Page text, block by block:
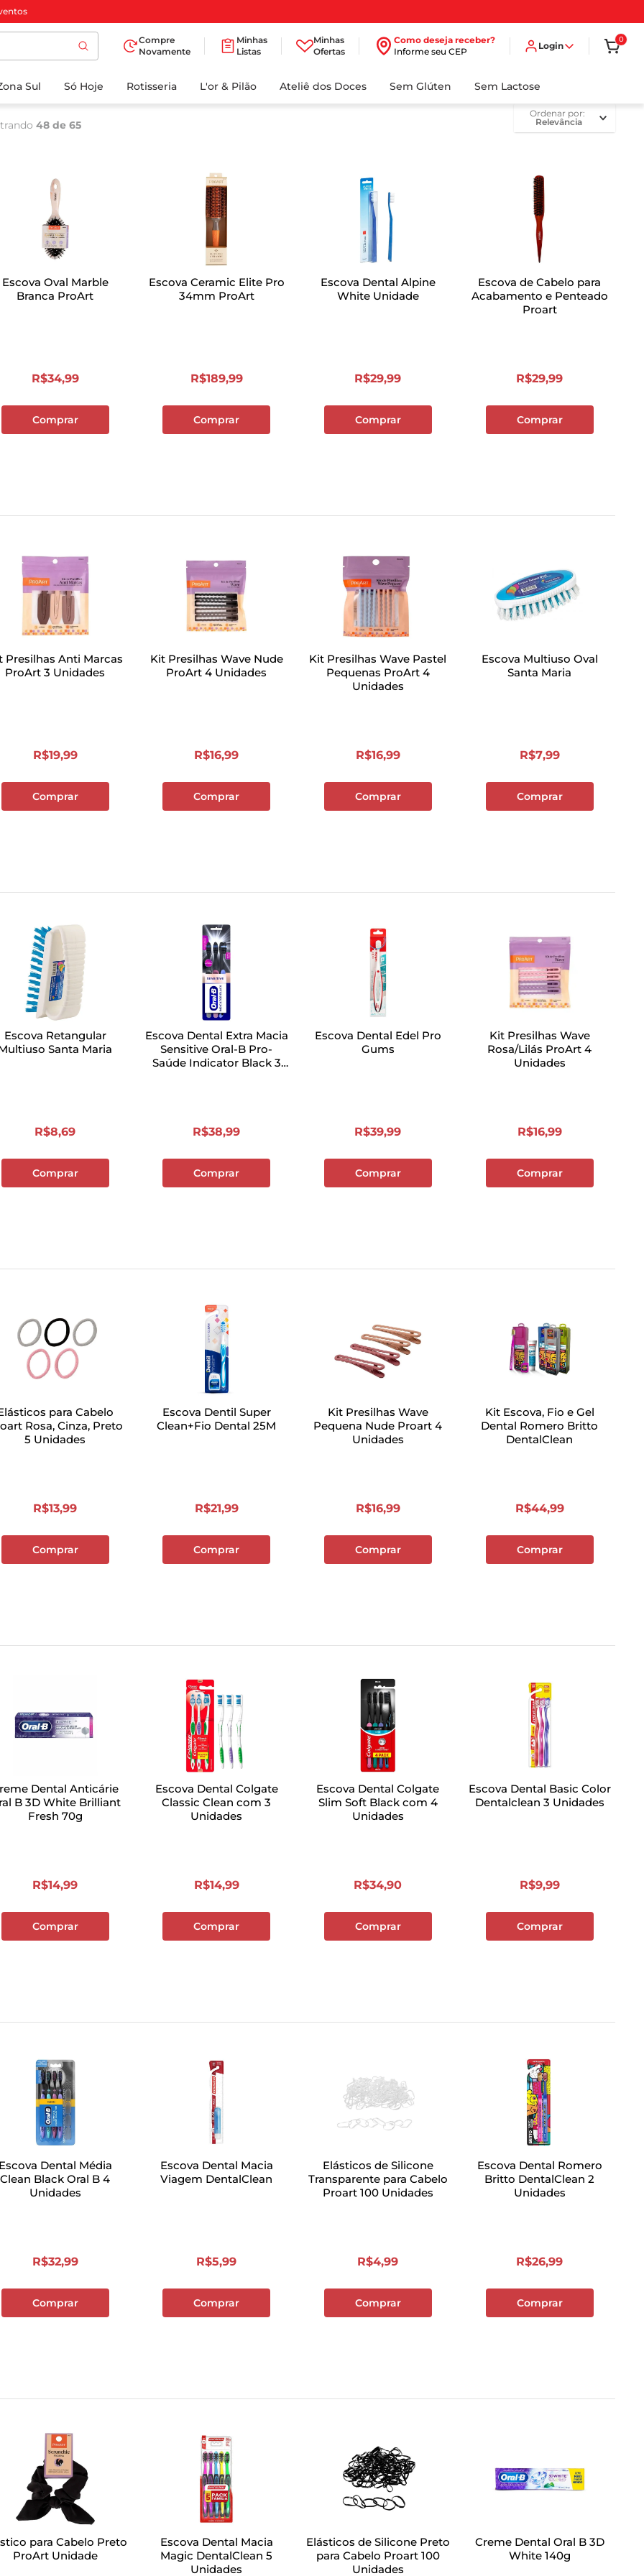
Compre
Novamente
Minhas
Listas
Minhas
Ofertas
Como deseja receber?
Informe seu CEP
Login
0
Sul Só Hoje Rotisseria L'or & Pilão Ateliê dos Doces Sem Glúten Sem Lactose
48 de 65
ordenar por
Relevância
Escova Oval Marble
Branca ProArt
R$34,99
Comprar
Escova Ceramic Elite Pro
34mm ProArt
R$189,99
Comprar
Escova Dental Alpine
White Unidade
R$29,99
Comprar
Escova de Cabelo para
Acabamento e Penteado
Proart
R$29,99
Comprar
Presilhas Anti Marcas
ProArt 3 Unidades
R$19,99
Comprar
Kit Presilhas Wave Nude
ProArt 4 Unidades
R$16,99
Comprar
Kit Presilhas Wave Pastel
Pequenas ProArt 4
Unidades
R$16,99
Comprar
Escova Multiuso Oval
Santa Maria
R$7,99
Comprar
Escova Retangular
Santa Maria
R$8,69
Comprar
Escova Dental Extra Macia
Sensitive Oral-B Pro-
Saúde Indicator Black 3
R$38,99
Comprar
Escova Dental Edel Pro
Gums
R$39,99
Comprar
Kit Presilhas Wave
Rosa/Lilás ProArt 4
Unidades
R$16,99
Comprar
para Cabelo
Rosa, Cinza, Preto
5 Unidades
R$13,99
Comprar
Escova Dentil Super
Clean+Fio Dental 25M
R$21,99
Comprar
Kit Presilhas Wave
Pequena Nude Proart 4
Unidades
R$16,99
Comprar
Kit Escova, Fio e Gel
Dental Romero Britto
DentalClean
R$44,99
Comprar
Dental Anticárie
B 3D White Brilliant
Fresh 70g
R$14,99
Comprar
Escova Dental Colgate
Classic Clean com 3
Unidades
R$14,99
Comprar
Escova Dental Colgate
Slim Soft Black com 4
Unidades
R$34,90
Comprar
Escova Dental Basic Color
Dentalclean 3 Unidades
R$9,99
Comprar
Dental Média
Clean Black Oral B 4
Unidades
R$32,99
Comprar
Escova Dental Macia
Viagem DentalClean
R$5,99
Comprar
Elásticos de Silicone
Transparente para Cabelo
Proart 100 Unidades
R$4,99
Comprar
Escova Dental Romero
Britto DentalClean 2
Unidades
R$26,99
Comprar
para Cabelo Preto
ProArt Unidade
Escova Dental Macia
Magic DentalClean 5
Unidades
Elásticos de Silicone Preto
para Cabelo Proart 100
Unidades
Creme Dental Oral B 3D
White 140g
BUSCADOS
leite